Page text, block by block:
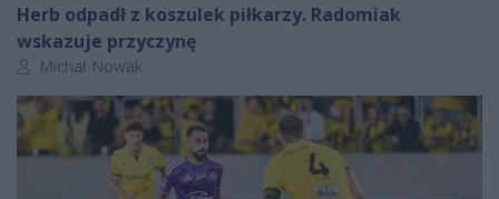
Herb odpadł z koszulek piłkarzy. Radomiak
wskazuje przyczynę
Autor artykułu:
Michał Nowak